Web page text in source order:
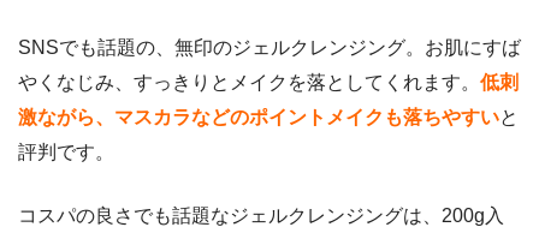
SNSでも話題の、無印のジェルクレンジング。お肌にすば
やくなじみ、すっきりとメイクを落としてくれます。 低刺
激ながら、マスカラなどのポイントメイクも落ちやすいと
評判です。
コスパの良さでも話題なジェルクレンジングは、200g入